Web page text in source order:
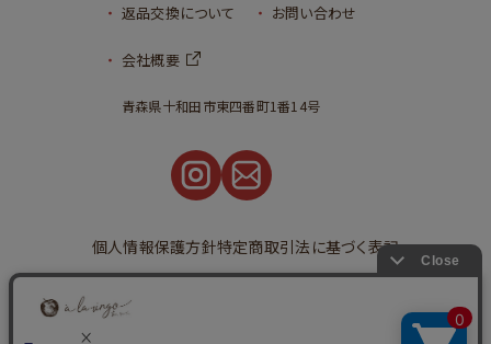
返品交換について お問い合わせ
会社概要
青森県十和田市東四番町1番14号
個人情報保護方針特定商取引法に基づく表記